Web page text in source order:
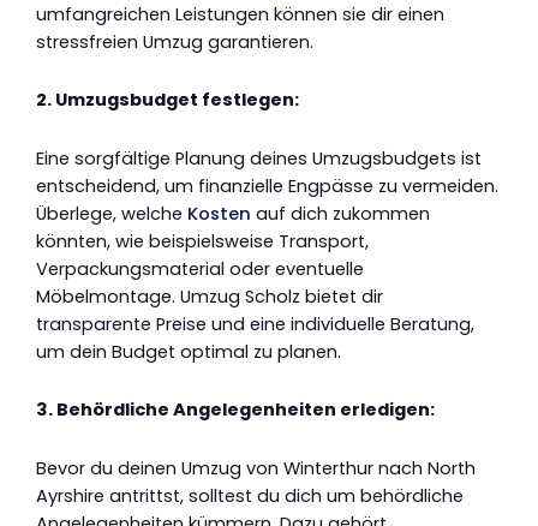
umfangreichen Leistungen können sie dir einen
stressfreien Umzug garantieren.
2. Umzugsbudget festlegen:
Eine sorgfältige Planung deines Umzugsbudgets ist
entscheidend, um finanzielle Engpässe zu vermeiden.
Überlege, welche Kosten auf dich zukommen
könnten, wie beispielsweise Transport,
Verpackungsmaterial oder eventuelle
Möbelmontage. Umzug Scholz bietet dir
transparente Preise und eine individuelle Beratung,
um dein Budget optimal zu planen.
3. Behördliche Angelegenheiten erledigen:
Bevor du deinen Umzug von Winterthur nach North
Ayrshire antrittst, solltest du dich um behördliche